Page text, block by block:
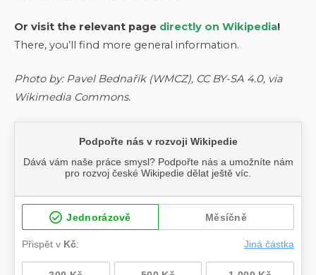
Or visit the relevant page directly on Wikipedia!
There, you’ll find more general information.
Photo by: Pavel Bednařík (WMCZ), CC BY-SA 4.0, via
Wikimedia Commons.